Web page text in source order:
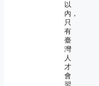
以
內，
只
有
臺
灣
人
才
會